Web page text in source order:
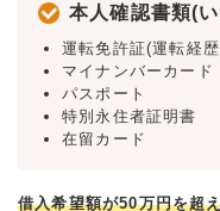
本人確認書類(
運転免許証(運転経
マイナンバーカード
パスポート
特別永住者証明書
在留カード
借入希望額が50万円を超